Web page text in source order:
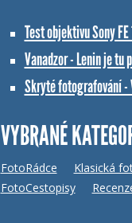
Test objektivu Sony
Vanadzor - Lenin je tu
Skryté fotografování -
VYBRANÉ
FotoRádce Klasická
FotoCestopisy